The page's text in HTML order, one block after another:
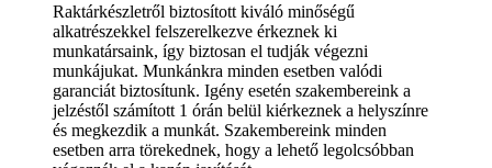
Raktárkészletről biztosított kiváló minőségű
alkatrészekkel felszerelkezve érkeznek ki
munkatársaink, így biztosan el tudják végezni
munkájukat. Munkánkra minden esetben valódi
garanciát biztosítunk. Igény esetén szakembereink a
jelzéstől számított 1 órán belül kiérkeznek a helyszínre
és megkezdik a munkát. Szakembereink minden
esetben arra törekednek, hogy a lehető legolcsóbban